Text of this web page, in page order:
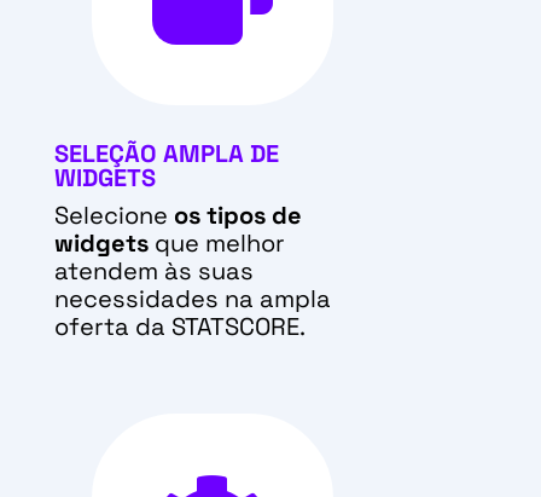
SELEÇÃO AMPLA DE
WIDGETS
Selecione os tipos de
widgetsque melhor
atendem às suas
necessidades na ampla
oferta da STATSCORE.